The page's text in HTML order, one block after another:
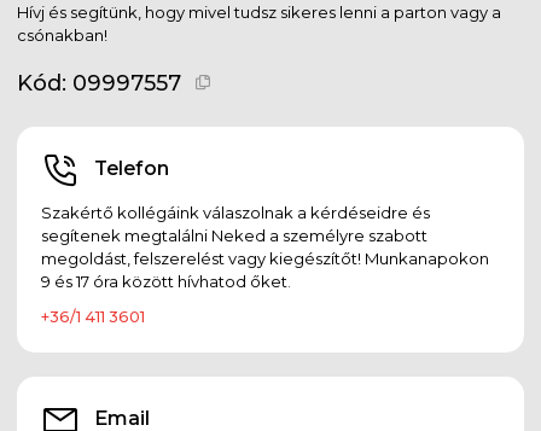
Hívj és segítünk, hogy mivel tudsz sikeres lenni a parton vagy a
csónakban!
Kód: 09997557
Telefon
Szakértő kollégáink válaszolnak a kérdéseidre és
segítenek megtalálni Neked a személyre szabott
megoldást, felszerelést vagy kiegészítőt! Munkanapokon
9 és 17 óra között hívhatod őket.
+36/1 411 3601
Email